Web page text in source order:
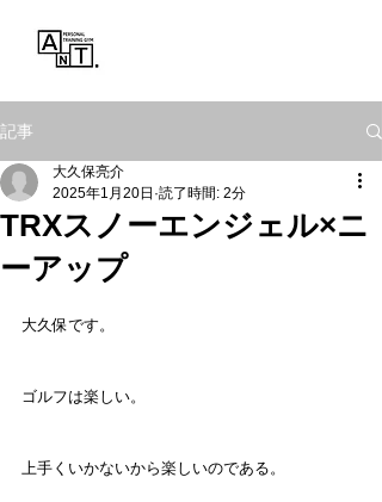
記事
TRXスノーエンジェル×ニ
ーアップ
大久保亮介
2025年1月20日 読了時間: 2分
大久保です。
ゴルフは楽しい。
上手くいかないから楽しいのである。